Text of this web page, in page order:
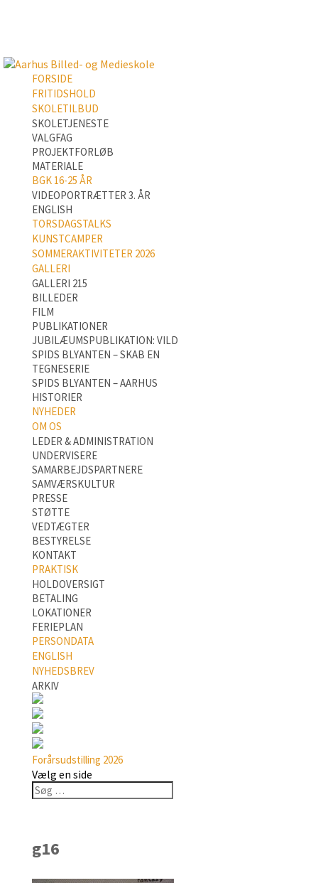
FORSIDE
FRITIDSHOLD
SKOLETILBUD
SKOLETJENESTE
VALGFAG
PROJEKTFORLØB
MATERIALE
BGK 16-25 ÅR
VIDEOPORTRÆTTER 3. ÅR
ENGLISH
TORSDAGSTALKS
KUNSTCAMPER
SOMMERAKTIVITETER 2026
GALLERI
GALLERI 215
BILLEDER
FILM
PUBLIKATIONER
JUBILÆUMSPUBLIKATION: VILD
SPIDS BLYANTEN – SKAB EN
TEGNESERIE
SPIDS BLYANTEN – AARHUS
HISTORIER
NYHEDER
OM OS
LEDER & ADMINISTRATION
UNDERVISERE
SAMARBEJDSPARTNERE
SAMVÆRSKULTUR
PRESSE
STØTTE
VEDTÆGTER
BESTYRELSE
KONTAKT
PRAKTISK
HOLDOVERSIGT
BETALING
LOKATIONER
FERIEPLAN
PERSONDATA
ENGLISH
NYHEDSBREV
ARKIV
Forårsudstilling 2026
Vælg en side
g16